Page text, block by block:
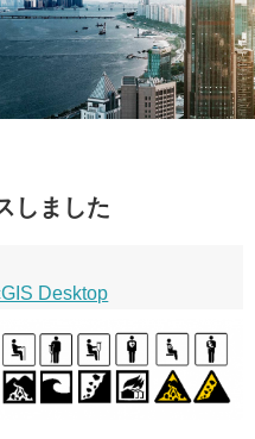
しました
Desktop